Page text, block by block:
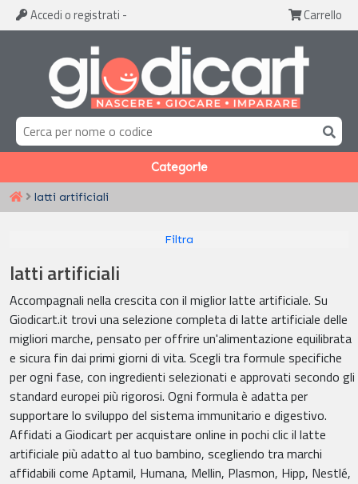
Accedi o registrati - Carrello
Categorie
latti artificiali
Filtra
latti artificiali
Accompagnali nella crescita con il miglior latte artificiale. Su
Giodicart.it trovi una selezione completa di latte artificiale delle
migliori marche, pensato per offrire un'alimentazione equilibrata
e sicura fin dai primi giorni di vita. Scegli tra formule specifiche
per ogni fase, con ingredienti selezionati e approvati secondo gli
standard europei più rigorosi. Ogni formula è adatta per
supportare lo sviluppo del sistema immunitario e digestivo.
Affidati a Giodicart per acquistare online in pochi clic il latte
artificiale più adatto al tuo bambino, scegliendo tra marchi
affidabili come Aptamil, Humana, Mellin, Plasmon, Hipp, Nestlé,